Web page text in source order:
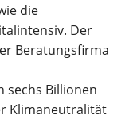
die
Der
Beratungsfirma
sechs Billionen
Klimaneutralität